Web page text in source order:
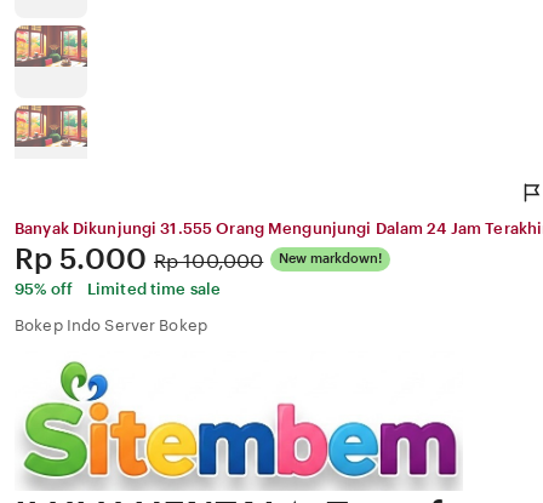
Banyak Dikunjungi 31.555 Orang Mengunjungi Dalam 24 Jam
Price:
Rp 5.000 Original
Price:
Rp 100,000 New markdown!
95% off
Limited time sale
Bokep Indo Server Bokep